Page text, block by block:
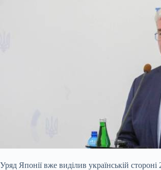
Уряд Японії вже виділив українській